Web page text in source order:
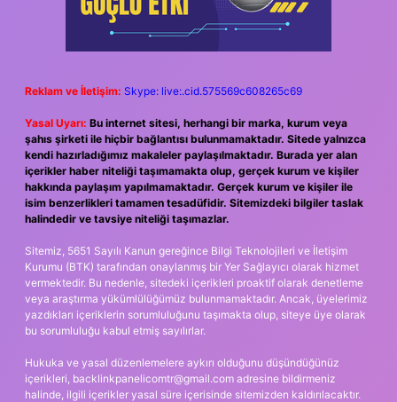
Reklam ve İletişim: Skype: live:.cid.575569c608265c69
Yasal Uyarı: Bu internet sitesi, herhangi bir marka, kurum veya
şahıs şirketi ile hiçbir bağlantısı bulunmamaktadır. Sitede yalnızca
kendi hazırladığımız makaleler paylaşılmaktadır. Burada yer alan
içerikler haber niteliği taşımamakta olup, gerçek kurum ve kişiler
hakkında paylaşım yapılmamaktadır. Gerçek kurum ve kişiler ile
isim benzerlikleri tamamen tesadüfidir. Sitemizdeki bilgiler taslak
halindedir ve tavsiye niteliği taşımazlar.
Sitemiz, 5651 Sayılı Kanun gereğince Bilgi Teknolojileri ve İletişim
Kurumu (BTK) tarafından onaylanmış bir Yer Sağlayıcı olarak hizmet
vermektedir. Bu nedenle, sitedeki içerikleri proaktif olarak denetleme
veya araştırma yükümlülüğümüz bulunmamaktadır. Ancak, üyelerimiz
yazdıkları içeriklerin sorumluluğunu taşımakta olup, siteye üye olarak
bu sorumluluğu kabul etmiş sayılırlar.
Hukuka ve yasal düzenlemelere aykırı olduğunu düşündüğünüz
içerikleri, backlinkpanelicomtr@gmail.com adresine bildirmeniz
halinde, ilgili içerikler yasal süre içerisinde sitemizden kaldırılacaktır.